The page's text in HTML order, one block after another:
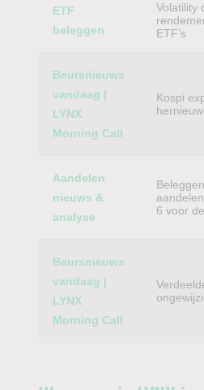
ETF
beleggen
Volatility
ETF’s
Beursnieuws
vandaag |
LYNX
Morning Call
Kospi
Aandelen
nieuws &
analyse
6 voor
Beursnieuws
vandaag |
LYNX
Morning Call